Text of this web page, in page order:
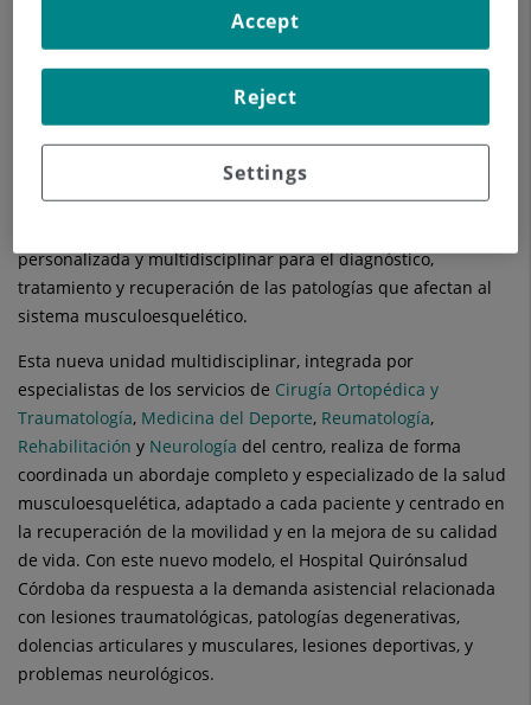
HOSPITAL QUIRÓNSALUD CÓRDOBA
El centro incorpora a su cartera de servicios una atención
integral de las principales patologías relacionadas con el
sistema musculoesquelético, con un equipo multidisciplinar
de profesionales especializados
Hospital Quirónsalud Córdoba
ha puesto en marcha
una nueva Unidad Avanzada de Aparato Locomotor, que tiene
personalizada y multidisciplinar para el diagnóstico,
tratamiento y recuperación de las patologías que afectan al
sistema musculoesquelético.
Esta nueva unidad multidisciplinar, integrada por
especialistas de los servicios de Cirugía Ortopédica y
Traumatología, Medicina del Deporte, Reumatología,
Rehabilitación y Neurología del centro, realiza de forma
coordinada un abordaje completo y especializado de la salud
musculoesquelética, adaptado a cada paciente y centrado en
la recuperación de la movilidad y en la mejora de su calidad
de vida. Con este nuevo modelo, el Hospital Quirónsalud
Córdoba da respuesta a la demanda asistencial relacionada
con lesiones traumatológicas, patologías degenerativas,
dolencias articulares y musculares, lesiones deportivas, y
problemas neurológicos.
Settings
Reject
Accept